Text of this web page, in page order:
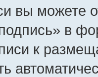
вы можете
в
к